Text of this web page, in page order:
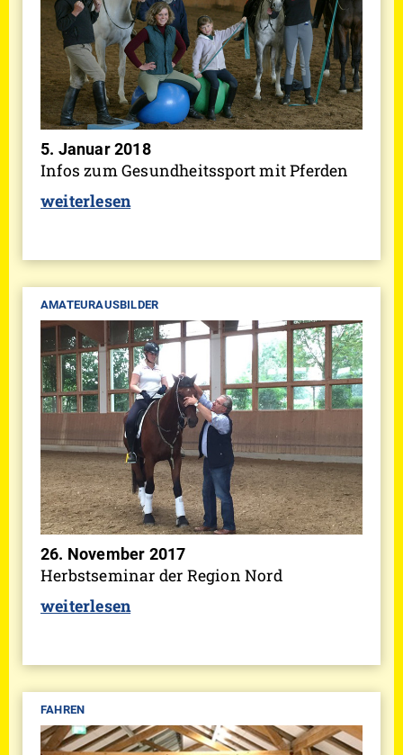
5. Januar 2018
Infos zum Gesundheitssport mit Pferden
weiterlesen
AMATEURAUSBILDER
26. November 2017
Herbstseminar der Region Nord
weiterlesen
FAHREN